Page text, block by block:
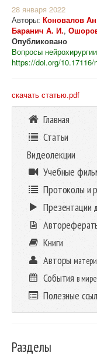
28 января 2022
Авторы: Коновалов
Баранич А. И.,
Опубликовано
Вопросы
https://doi.org/10.17116/
скачать статью.pdf
Главная
Статьи
Видеолекции
Учебные
Протоколы и
Презентации
Книги
Авторы
События в
Полезные
Разделы